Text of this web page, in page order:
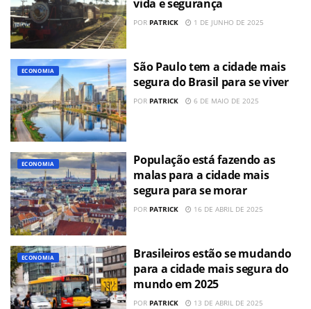
vida e segurança
POR PATRICK 1 DE JUNHO DE 2025
ECONOMIA
São Paulo tem a cidade mais
segura do Brasil para se viver
POR PATRICK 6 DE MAIO DE 2025
ECONOMIA
População está fazendo as
malas para a cidade mais
segura para se morar
POR PATRICK 16 DE ABRIL DE 2025
ECONOMIA
Brasileiros estão se mudando
para a cidade mais segura do
mundo em 2025
POR PATRICK 13 DE ABRIL DE 2025